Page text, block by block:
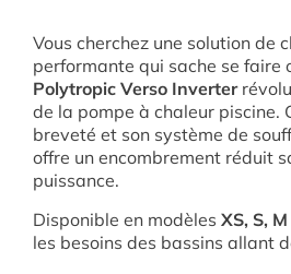
Vous cherchez une solution de
performante qui sache se faire
Polytropic Verso Inverter
de la pompe à chaleur piscine.
breveté et son système de
offre un encombrement réduit
puissance.
Disponible en modèles XS, S,
les besoins des bassins allant